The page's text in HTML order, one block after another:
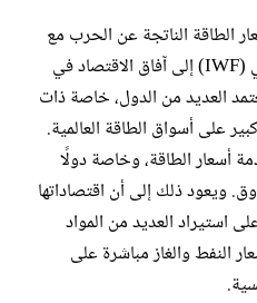
الطاقة الناتجة عن الحرب مع
إيران، ينظر صندوق النقد الدولي (IWF) إلى آفاق الاقتصاد في
العديد من الدول، خاصة ذات
على أسواق الطاقة العالمية.
أسعار الطاقة، وخاصة دولًا
ويعود ذلك إلى أن اقتصاداتها
استيراد العديد من المواد
النفط والغاز مباشرة على